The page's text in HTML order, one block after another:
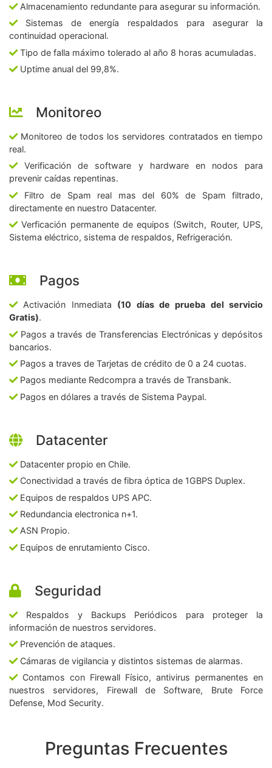
Almacenamiento redundante para asegurar su información.
Sistemas de energía respaldados para asegurar la
continuidad operacional.
Tipo de falla máximo tolerado al año 8 horas acumuladas.
Uptime anual del 99,8%.
Monitoreo
Monitoreo de todos los servidores contratados en tiempo
real.
Verificación de software y hardware en nodos para
prevenir caídas repentinas.
Filtro de Spam real mas del 60% de Spam filtrado,
directamente en nuestro Datacenter.
Verficación permanente de equipos (Switch, Router, UPS,
Sistema eléctrico, sistema de respaldos, Refrigeración.
Pagos
Activación Inmediata (10 días de prueba del servicio
Gratis).
Pagos a través de Transferencias Electrónicas y depósitos
bancarios.
Pagos a traves de Tarjetas de crédito de 0 a 24 cuotas.
Pagos mediante Redcompra a través de Transbank.
Pagos en dólares a través de Sistema Paypal.
Datacenter
Datacenter propio en Chile.
Conectividad a través de fibra óptica de 1GBPS Duplex.
Equipos de respaldos UPS APC.
Redundancia electronica n+1.
ASN Propio.
Equipos de enrutamiento Cisco.
Seguridad
Respaldos y Backups Periódicos para proteger la
información de nuestros servidores.
Prevención de ataques.
Cámaras de vigilancia y distintos sistemas de alarmas.
Contamos con Firewall Físico, antivirus permanentes en
nuestros servidores, Firewall de Software, Brute Force
Defense, Mod Security.
Preguntas Frecuentes